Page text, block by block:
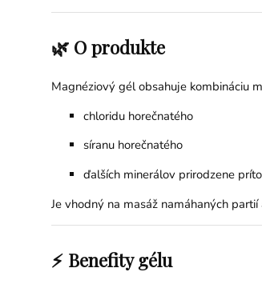
🌿 O produkte
Magnéziový gél obsahuje kombináciu
chloridu horečnatého
síranu horečnatého
ďalších minerálov prirodzene
Je vhodný na masáž namáhaných
⚡ Benefity gélu